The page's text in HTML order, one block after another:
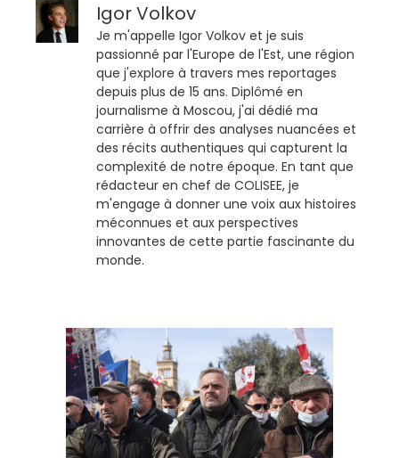
Igor Volkov
Je m'appelle Igor Volkov et je suis
passionné par l'Europe de l'Est, une région
que j'explore à travers mes reportages
depuis plus de 15 ans. Diplômé en
journalisme à Moscou, j'ai dédié ma
carrière à offrir des analyses nuancées et
des récits authentiques qui capturent la
complexité de notre époque. En tant que
rédacteur en chef de COLISEE, je
m'engage à donner une voix aux histoires
méconnues et aux perspectives
innovantes de cette partie fascinante du
monde.